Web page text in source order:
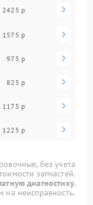
2425 р
1575 р
975 р
825 р
1175 р
1225 р
без учета
запчастей.
диагностику.
неисправность.